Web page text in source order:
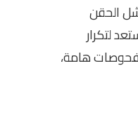
الحقن
لتكرار
فحوصات هامة،